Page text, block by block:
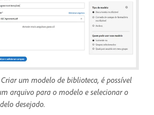
um modelo de biblioteca, é possível
arquivo para o modelo e selecionar o
desejado.